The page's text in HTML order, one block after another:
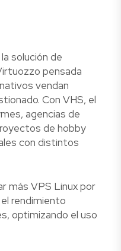
solución de
pensada
vendan
Con VHS, el
agencias de
de hobby
con distintos
más VPS Linux por
rendimiento
optimizando el uso